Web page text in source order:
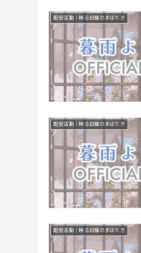
配信活動｜映る白猫のまばたき
配信活動｜映る白猫のまばたき
配信活動｜映る白猫のまばたき